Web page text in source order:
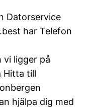
Datorservice
har Telefon
vi ligger på
Hitta till
hjälpa dig med